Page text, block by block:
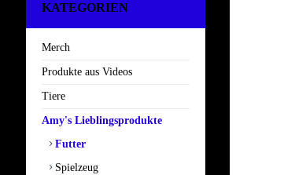
KATEGORIEN
Merch
Produkte aus Videos
Tiere
Amy's Lieblingsprodukte
Futter
Spielzeug